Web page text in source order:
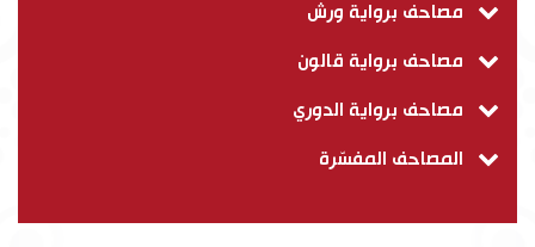
مصاحف برواية ورش
مصاحف برواية قالون
مصاحف برواية الدوري
المصاحف المفسّرة